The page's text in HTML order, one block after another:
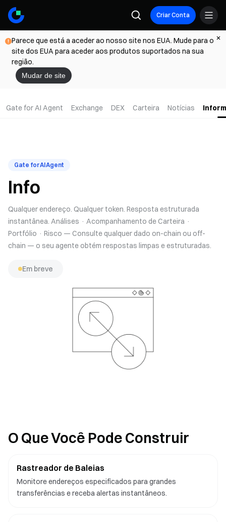
Criar Conta
Parece que está a aceder ao nosso site nos EUA. Mude para o
site dos EUA para aceder aos produtos suportados na sua
região.
Mudar de site
Gate for AI Agent Exchange DEX Carteira Notícias
Gate for AI Agent
Info
Qualquer endereço. Qualquer token. Resposta estruturada
instantânea. Análises · Acompanhamento de Carteira ·
Portfólio · Risco — Consulte qualquer dado on-chain ou off-
chain — o seu agente obtém respostas limpas e estruturadas.
Em breve
O Que Você Pode Construir
Rastreador de Baleias
Monitore endereços especificados para grandes
transferências e receba alertas instantâneos.